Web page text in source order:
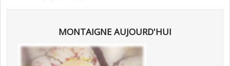
MONTAIGNE AUJOURD'HUI